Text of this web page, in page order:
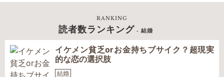
RANKING
読者数ランキング - 結婚
イケメン貧乏orお金持ちブサイク？超現実
的な恋の選択肢
結婚